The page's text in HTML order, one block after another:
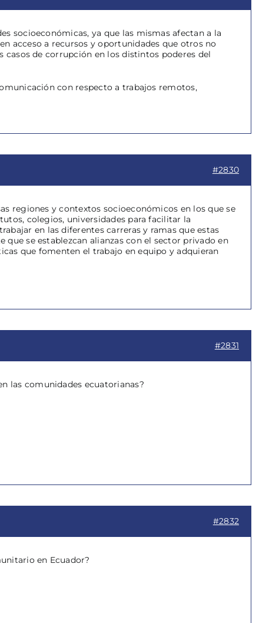
socioeconómicas, ya que las mismas afectan a la
acceso a recursos y oportunidades que otros no
casos de corrupción en los distintos poderes del
con respecto a trabajos remotos,
#2830
regiones y contextos socioeconómicos en los que se
colegios, universidades para facilitar la
en las diferentes carreras y ramas que estas
se establezcan alianzas con el sector privado en
que fomenten el trabajo en equipo y adquieran
#2831
las comunidades ecuatorianas?
#2832
en Ecuador?